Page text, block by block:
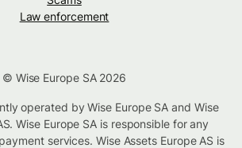
Law enforcement
© Wise Europe SA 2026
operated by Wise Europe SA and Wise
Wise Europe SA is responsible for any
services. Wise Assets Europe AS is